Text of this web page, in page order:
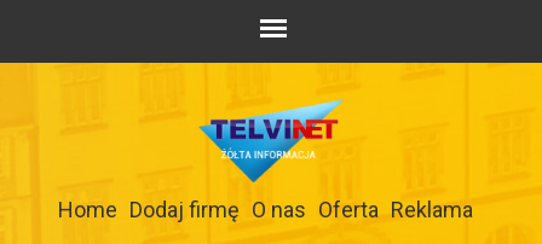
Home Dodaj firmę O nas Oferta Reklama